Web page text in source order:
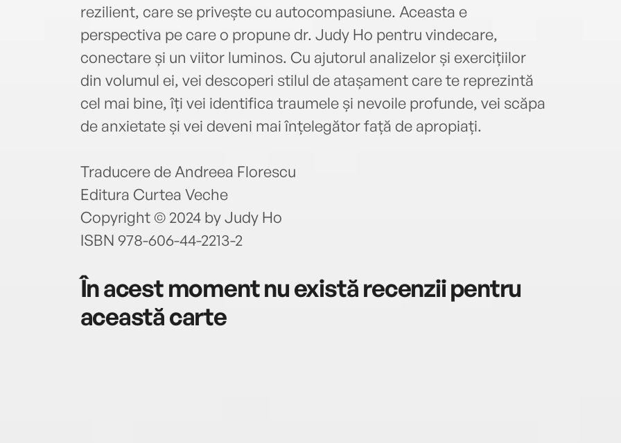
rezilient, care se privește cu autocompasiune. Aceasta e
perspectiva pe care o propune dr. Judy Ho pentru vindecare,
conectare și un viitor luminos. Cu ajutorul analizelor și exercițiilor
din volumul ei, vei descoperi stilul de atașament care te reprezintă
cel mai bine, îți vei identifica traumele și nevoile profunde, vei scăpa
de anxietate și vei deveni mai înțelegător față de apropiați.
Traducere de Andreea Florescu
Editura Curtea Veche
Copyright © 2024 by Judy Ho
ISBN 978-606-44-2213-2
În acest moment nu există recenzii pentru
această carte